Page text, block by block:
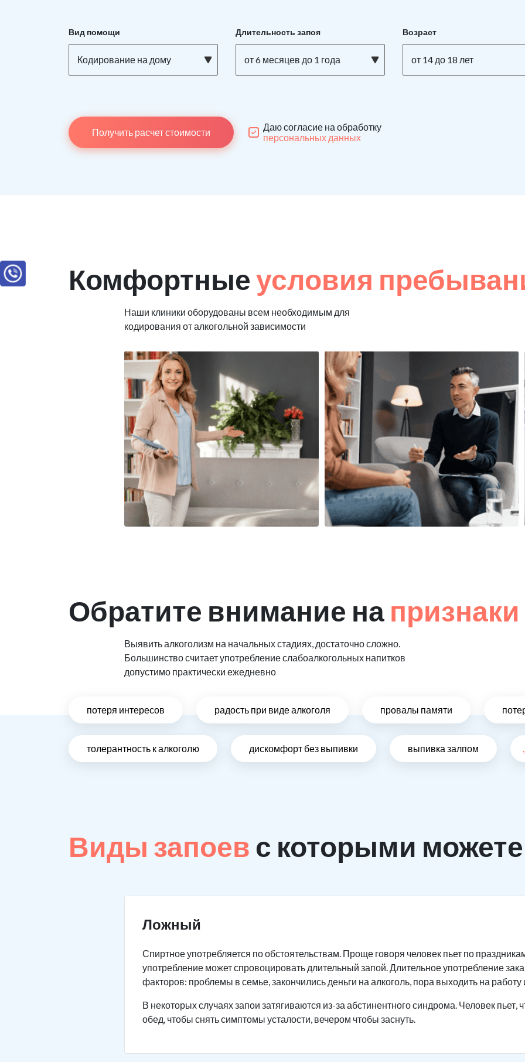
Вид помощи
Кодирование на дому
Длительность запоя
от 6 месяцев до 1 года
Возраст
от 14 до 18 лет
Получить расчет стоимости
Даю согласие на обработку
персональных данных
Комфортныеусловия
Наши клиники оборудованы всем необходимым для
кодирования от алкогольной зависимости
Обратите внимание на
Выявить алкоголизм на начальных стадиях, достаточно сложно.
Большинство считает употребление слабоалкогольных напитков
допустимо практически ежедневно
потеря интересов радость при виде алкоголя провалы памяти
толерантность к алкоголю дискомфорт без выпивки выпивка залпом
Виды запоев с которыми
Ложный
Спиртное употребляется по обстоятельствам. Проще говоря человек пьет по
употребление может спровоцировать длительный запой. Длительное употребление
факторов: проблемы в семье, закончились деньги на алкоголь, пора выходить на работу
В некоторых случаях запои затягиваются из-за абстинентного синдрома. Человек пьет,
обед, чтобы снять симптомы усталости, вечером чтобы заснуть.